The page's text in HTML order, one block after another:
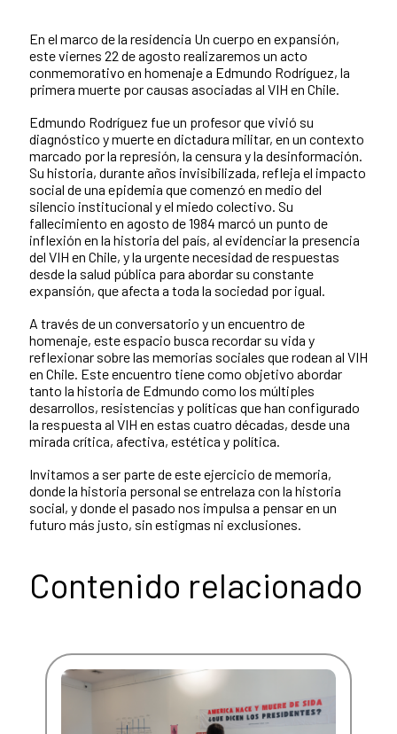
En el marco de la residencia Un cuerpo en expansión,
este viernes 22 de agosto realizaremos un acto
conmemorativo en homenaje a Edmundo Rodríguez, la
primera muerte por causas asociadas al VIH en Chile.
Edmundo Rodríguez fue un profesor que vivió su
diagnóstico y muerte en dictadura militar, en un contexto
marcado por la represión, la censura y la desinformación.
Su historia, durante años invisibilizada, refleja el impacto
social de una epidemia que comenzó en medio del
silencio institucional y el miedo colectivo. Su
fallecimiento en agosto de 1984 marcó un punto de
inflexión en la historia del país, al evidenciar la presencia
del VIH en Chile, y la urgente necesidad de respuestas
desde la salud pública para abordar su constante
expansión, que afecta a toda la sociedad por igual.
A través de un conversatorio y un encuentro de
homenaje, este espacio busca recordar su vida y
reflexionar sobre las memorias sociales que rodean al VIH
en Chile. Este encuentro tiene como objetivo abordar
tanto la historia de Edmundo como los múltiples
desarrollos, resistencias y políticas que han configurado
la respuesta al VIH en estas cuatro décadas, desde una
mirada crítica, afectiva, estética y política.
Invitamos a ser parte de este ejercicio de memoria,
donde la historia personal se entrelaza con la historia
social, y donde el pasado nos impulsa a pensar en un
futuro más justo, sin estigmas ni exclusiones.
Contenido relacionado